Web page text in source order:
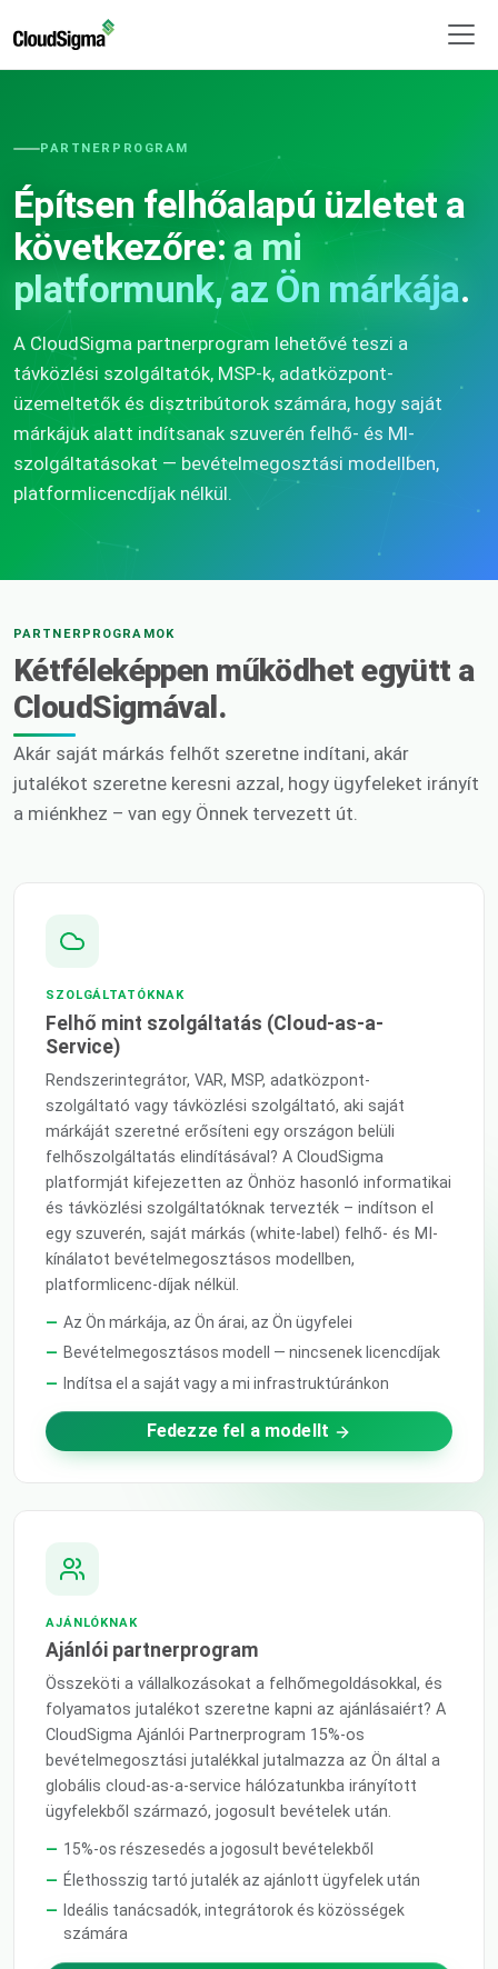
PARTNERPROGRAM
Építsen felhőalapú üzletet a
következőre:a mi
platformunk, az Ön márkája.
A CloudSigma partnerprogram lehetővé teszi a
távközlési szolgáltatók, MSP-k, adatközpont-
üzemeltetők és disztribútorok számára, hogy saját
márkájuk alatt indítsanak szuverén felhő- és MI-
szolgáltatásokat — bevételmegosztási modellben,
platformlicencdíjak nélkül.
PARTNERPROGRAMOK
Kétféleképpen működhet együtt a
CloudSigmával.
Akár saját márkás felhőt szeretne indítani, akár
jutalékot szeretne keresni azzal, hogy ügyfeleket irányít
a miénkhez – van egy Önnek tervezett út.
SZOLGÁLTATÓKNAK
Felhő mint szolgáltatás (Cloud-as-a-
Service)
Rendszerintegrátor, VAR, MSP, adatközpont-
szolgáltató vagy távközlési szolgáltató, aki saját
márkáját szeretné erősíteni egy országon belüli
felhőszolgáltatás elindításával? A CloudSigma
platformját kifejezetten az Önhöz hasonló informatikai
és távközlési szolgáltatóknak tervezték – indítson el
egy szuverén, saját márkás (white-label) felhő- és MI-
kínálatot bevételmegosztásos modellben,
platformlicenc-díjak nélkül.
Az Ön márkája, az Ön árai, az Ön ügyfelei
Bevételmegosztásos modell — nincsenek licencdíjak
Indítsa el a saját vagy a mi infrastruktúránkon
Fedezze fel a modellt
AJÁNLÓKNAK
Ajánlói partnerprogram
Összeköti a vállalkozásokat a felhőmegoldásokkal, és
folyamatos jutalékot szeretne kapni az ajánlásaiért? A
CloudSigma Ajánlói Partnerprogram 15%-os
bevételmegosztási jutalékkal jutalmazza az Ön által a
globális cloud-as-a-service hálózatunkba irányított
ügyfelekből származó, jogosult bevételek után.
15%-os részesedés a jogosult bevételekből
Élethosszig tartó jutalék az ajánlott ügyfelek után
Ideális tanácsadók, integrátorok és közösségek
számára